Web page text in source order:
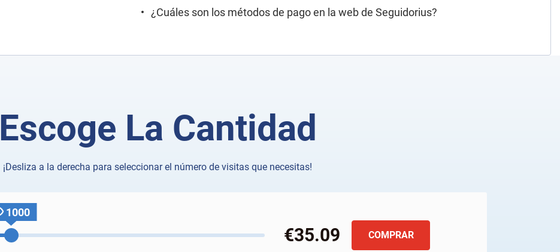
¿Cuáles son los métodos de pago en la web de Seguidorius?
Escoge La Cantidad
¡Desliza a la derecha para seleccionar el número de visitas que necesitas!
1000
€35.09 COMPRAR